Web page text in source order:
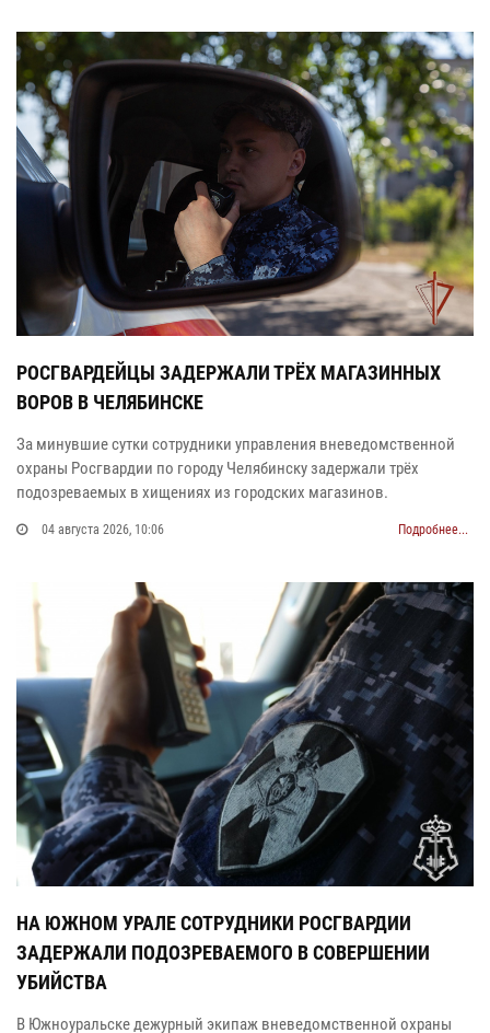
РОСГВАРДЕЙЦЫ ЗАДЕРЖАЛИ ТРЁХ МАГАЗИННЫХ
ВОРОВ В ЧЕЛЯБИНСКЕ
За минувшие сутки сотрудники управления вневедомственной
охраны Росгвардии по городу Челябинску задержали трёх
подозреваемых в хищениях из городских магазинов.
04 августа 2026, 10:06 Подробнее...
НА ЮЖНОМ УРАЛЕ СОТРУДНИКИ РОСГВАРДИИ
ЗАДЕРЖАЛИ ПОДОЗРЕВАЕМОГО В СОВЕРШЕНИИ
УБИЙСТВА
В Южноуральске дежурный экипаж вневедомственной охраны